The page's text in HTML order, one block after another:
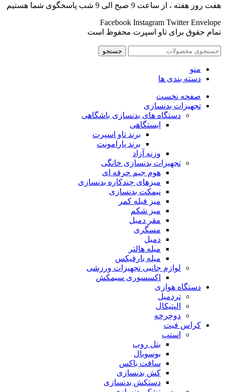
هفت روز هفته ، از ساعت 9 صبح الی 9 شب پاسخگوی شما هستیم
Facebook Instagram Twitter Envelope
تمام حقوق برای تاو اسپرت محفوظ است
جستجو
منو
دسته بندی ها
صفحه نخست
تجهیزات بدنسازی
دستگاه های بدنسازی باشگاهی
ایستگاهی
برند تاو اسپرت
برند پارامونت
وزنه آزاد
تجهیزات بدنسازی خانگی
هوم جیم حرفه ای
میزهای چندکاره بدنسازی
نیمکت بدنسازی
میز فیله کمر
میز شکم
مقر دمبل
مسگری
دمبل
میله هالتر
میله بارفیکس
لوازم جانبی تجهیزات ورزشی
اکسسوری سیمکش
دستگاه هوازی
تردمیل
الپتیکال
دوچرخه
کراس فیت
استپ
بتل روپ
بوسوبال
سافت باکس
کش بدنسازی
دستکش بدنسازی